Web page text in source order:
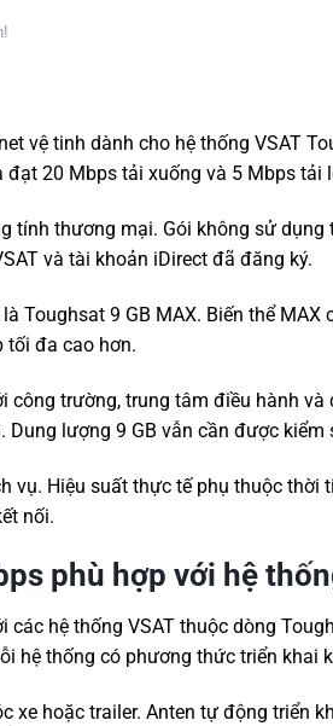
vệ tinh dành cho hệ thống VSAT
20 Mbps tải xuống và 5 Mbps tải
tính thương mại. Gói không sử
và tài khoản iDirect đã đăng ký.
Toughsat 9 GB MAX. Biến thể
tối đa cao hơn.
công trường, trung tâm điều hành
lượng 9 GB vẫn cần được kiểm
vụ. Hiệu suất thực tế phụ thuộc thời
nối.
phù hợp với hệ
hệ thống VSAT thuộc dòng
hệ thống có phương thức triển khai
xe hoặc trailer. Anten tự động triển